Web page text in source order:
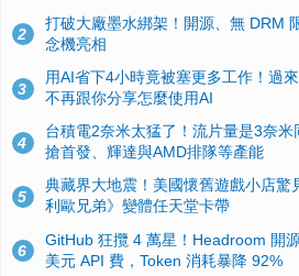
2
打破大廠墨水綁架！開源、無 DRM
念機亮相
3
用AI省下4小時竟被塞更多工作！過
不再跟你分享怎麼使用AI
4
台積電2奈米太猛了！流片量是3奈
搶首發、輝達與AMD排隊等產能
5
典藏界大地震！美國懷舊遊戲小店驚
利歐兄弟》變體任天堂卡帶
6
GitHub 狂攬 4 萬星！Headroom 開
美元 API 費，Token 消耗暴降 92%